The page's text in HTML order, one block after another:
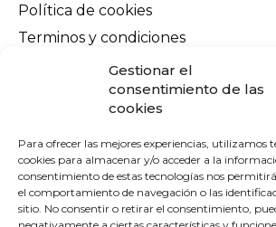
Gestionar el
consentimiento de las
cookies
Para ofrecer las mejores experiencias, utilizamos
cookies para almacenar y/o acceder a la
consentimiento de estas tecnologías nos
el comportamiento de navegación o las
sitio. No consentir o retirar el consentimiento,
Política de cookies
Terminos y condiciones
Envíos y devoluciones
Pago seguro